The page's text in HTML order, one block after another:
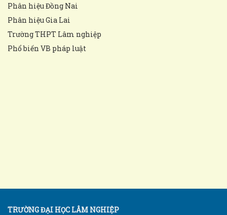
Phân hiệu Đồng Nai
Phân hiệu Gia Lai
Trường THPT Lâm nghiệp
Phổ biến VB pháp luật
TRƯỜNG ĐẠI HỌC LÂM NGHIỆP